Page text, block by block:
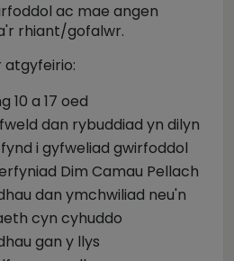
ac mae angen
rhiant/gofalwr.
atgyfeirio:
10 a 17 oed
dan rybuddiad yn dilyn
i gyfweliad gwirfoddol
Dim Camau Pellach
dan ymchwiliad neu'n
cyn cyhuddo
gan y llys